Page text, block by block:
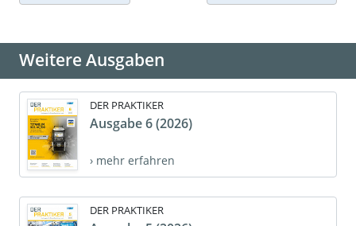
Weitere Ausgaben
DER PRAKTIKER
Ausgabe 6 (2026)
› mehr erfahren
DER PRAKTIKER